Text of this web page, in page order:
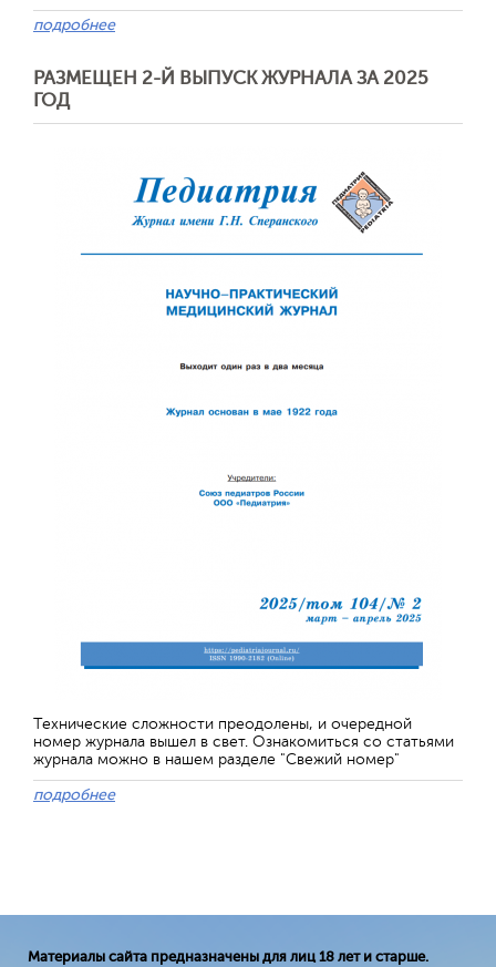
подробнее
РАЗМЕЩЕН 2-Й ВЫПУСК ЖУРНАЛА ЗА 2025
ГОД
Технические сложности преодолены, и очередной
номер журнала вышел в свет. Ознакомиться со статьями
журнала можно в нашем разделе "Свежий номер"
подробнее
Материалы сайта предназначены для лиц 18 лет и старше.